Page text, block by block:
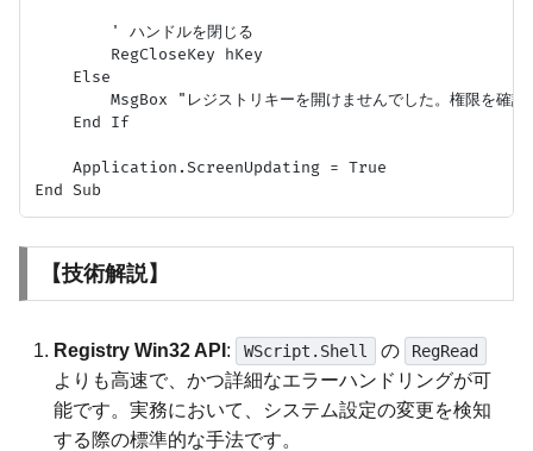
        ' ハンドルを閉じる
        RegCloseKey hKey
    Else
MsgBox "レジストリキーを開けませんでした。権限を確
    End If
    Application.ScreenUpdating = True
【技術解説】
Registry Win32 API : WScript.Shell の RegRead
よりも高速で、かつ詳細なエラーハンドリングが可
能です。実務において、システム設定の変更を検知
する際の標準的な手法です。